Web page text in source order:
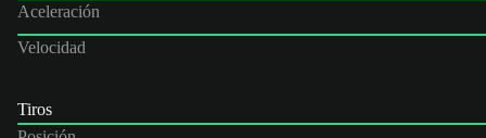
Aceleración
Velocidad
Tiros